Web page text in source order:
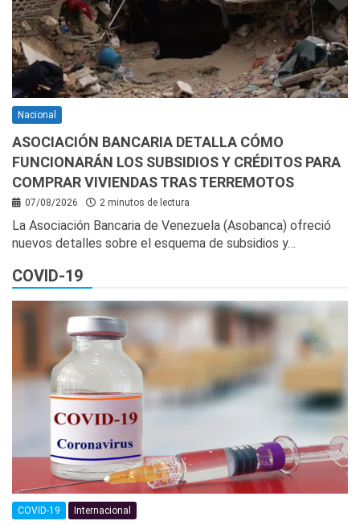
Nacional
ASOCIACIÓN BANCARIA DETALLA CÓMO
FUNCIONARÁN LOS SUBSIDIOS Y CRÉDITOS PARA
COMPRAR VIVIENDAS TRAS TERREMOTOS
07/08/2026 2 minutos de lectura
La Asociación Bancaria de Venezuela (Asobanca) ofreció
nuevos detalles sobre el esquema de subsidios y…
COVID-19
COVID-19 Internacional